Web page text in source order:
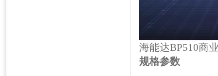
海能达BP510商
规格参数